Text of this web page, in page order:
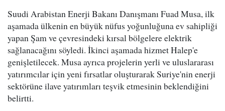
Suudi Arabistan Enerji Bakanı Danışmanı Fuad Musa, ilk
aşamada ülkenin en büyük nüfus yoğunluğuna ev sahipliği
yapan Şam ve çevresindeki kırsal bölgelere elektrik
sağlanacağını söyledi. İkinci aşamada hizmet Halep'e
genişletilecek. Musa ayrıca projelerin yerli ve uluslararası
yatırımcılar için yeni fırsatlar oluşturarak Suriye'nin enerji
sektörüne ilave yatırımları teşvik etmesinin beklendiğini
belirtti.